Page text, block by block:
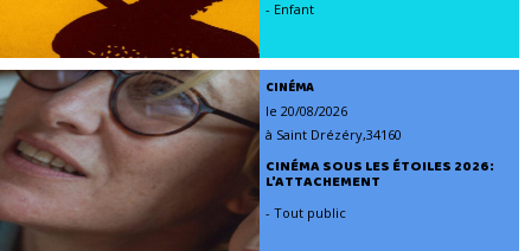
- Enfant
CINÉMA
le 20/08/2026
à Saint Drézéry,34160
CINÉMA SOUS LES ÉTOILES 2026:
L'ATTACHEMENT
- Tout public